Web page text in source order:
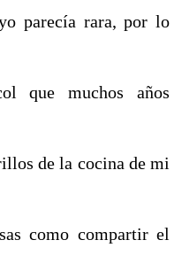
parecía rara, por lo
que muchos años
de la cocina de mi
como compartir el